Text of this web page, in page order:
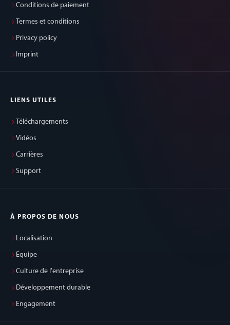
Conditions de paiement
Termes et conditions
Privacy policy
Imprint
LIENS UTILES
Téléchargements
Vidéos
Carrières
Support
À PROPOS DE NOUS
Localisation
Équipe
Culture de l'entreprise
Développement durable
Engagement